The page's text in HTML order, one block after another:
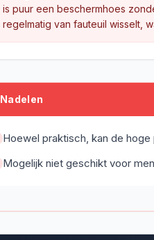
is puur een beschermhoes
regelmatig van fauteuil wisselt,
Nadelen
Hoewel praktisch, kan de
Mogelijk niet geschikt voor